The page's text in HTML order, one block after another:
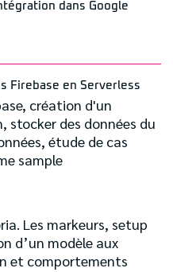
dans Google
Firebase en Serverless
création d'un
stocker des données du
étude de cas
sample
Les markeurs, setup
d’un modèle aux
et comportements